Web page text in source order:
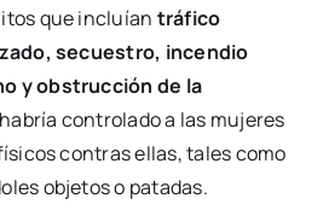
que incluían tráfico
secuestro, incendio
y obstrucción de la
controlado a las mujeres
contras ellas, tales como
objetos o patadas.